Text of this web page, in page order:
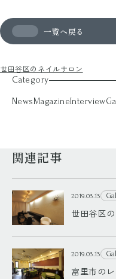
世田谷区のネイルサロン
一覧へ戻る
Category
NewsMagazineInterview
関連記事
2019.03.13
世田谷区
2019.03.13
富里市の